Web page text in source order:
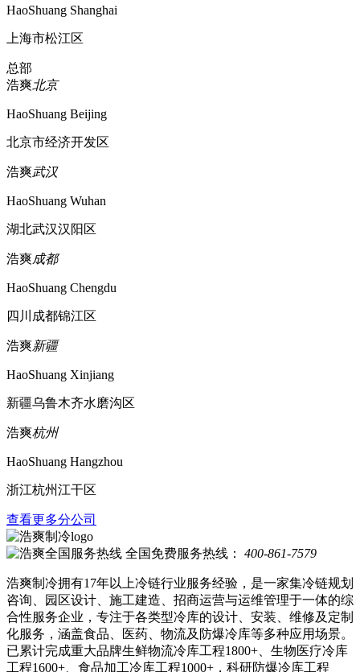
HaoShuang Shanghai
上海市松江区
总部
浩爽北京
HaoShuang Beijing
北京市经济开发区
浩爽武汉
HaoShuang Wuhan
湖北武汉汉阳区
浩爽成都
HaoShuang Chengdu
四川成都锦江区
浩爽新疆
HaoShuang Xinjiang
新疆乌鲁木齐水磨沟区
浩爽杭州
HaoShuang Hangzhou
浙江杭州江干区
查看更多分公司
全国免费服务热线： 400-861-7579
浩爽制冷拥有17年以上冷链行业服务经验，是一家集冷链规划
咨询、园区设计、施工建造、招商运营与运维管理于一体的综
合性服务企业，专注于各类型冷库的设计、安装、维修及定制
化服务，涵盖食品、医药、物流及防爆冷库等多种应用场景。
已累计完成重大品牌生鲜物流冷库工程1800+、生物医疗冷库
工程1600+、食品加工冷库工程1000+，科研防爆冷库工程